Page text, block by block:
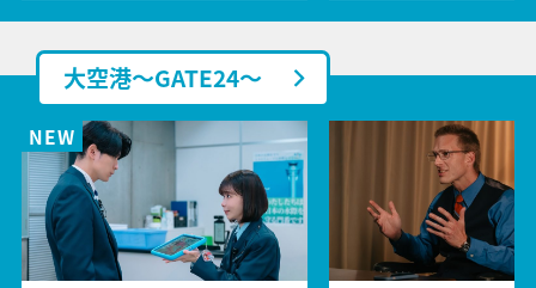
大空港～GATE24～